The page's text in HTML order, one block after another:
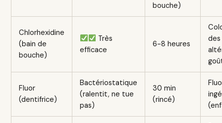
bouche)
Chlorhexidine
(bain de
bouche)
Très
efficace
6-8 heures
Fluor
(dentifrice)
Bactériostatique
(ralentit, ne tue
pas)
30 min
(rincé)